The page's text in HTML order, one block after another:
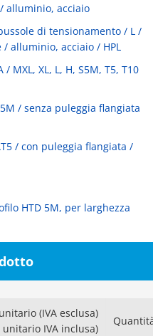
alluminio, acciaio
di tensionamento / L /
alluminio, acciaio / HPL
MXL, XL, L, H, S5M, T5, T10
/ senza puleggia flangiata
/ con puleggia flangiata /
HTD 5M, per larghezza
(IVA esclusa)
unitario IVA inclusa)